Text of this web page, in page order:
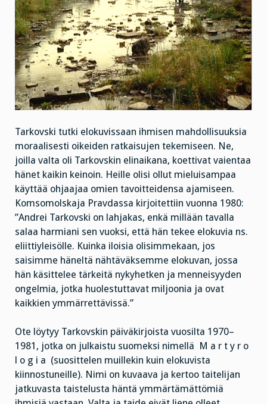
Tarkovski tutki elokuvissaan ihmisen mahdollisuuksia
moraalisesti oikeiden ratkaisujen tekemiseen. Ne,
joilla valta oli Tarkovskin elinaikana, koettivat vaientaa
hänet kaikin keinoin. Heille olisi ollut mieluisampaa
käyttää ohjaajaa omien tavoitteidensa ajamiseen.
Komsomolskaja Pravdassa kirjoitettiin vuonna 1980:
”Andrei Tarkovski on lahjakas, enkä millään tavalla
salaa harmiani sen vuoksi, että hän tekee elokuvia ns.
eliittiyleisölle. Kuinka iloisia olisimmekaan, jos
saisimme häneltä nähtäväksemme elokuvan, jossa
hän käsittelee tärkeitä nykyhetken ja menneisyyden
ongelmia, jotka huolestuttavat miljoonia ja ovat
kaikkien ymmärrettävissä.”
Ote löytyy Tarkovskin päiväkirjoista vuosilta 1970–
1981, jotka on julkaistu suomeksi nimellä M a r t y r o
l o g i a (suosittelen muillekin kuin elokuvista
kiinnostuneille). Nimi on kuvaava ja kertoo taitelijan
jatkuvasta taistelusta häntä ymmärtämättömiä